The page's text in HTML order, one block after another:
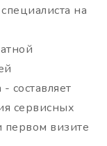
на
составляет
сервисных
первом визите